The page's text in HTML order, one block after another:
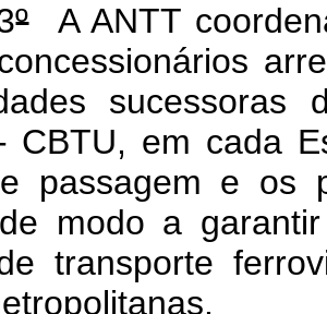
ºA ANTT
sucessoras
CBTU, em cada
passagem e os
modo a
transporte